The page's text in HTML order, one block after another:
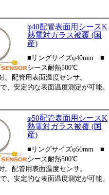
φ40配管表面用シースK
熱電対ガラス被覆 (国
産)
■リングサイズφ40mm ■
シース耐熱500℃
配管用表面温度センサ。
、安定的な表面温度測定が可能。
φ50配管表面用シースK
熱電対ガラス被覆 (国
産)
■リングサイズφ50mm ■
シース耐熱500℃
配管用表面温度センサ。
、安定的な表面温度測定が可能。